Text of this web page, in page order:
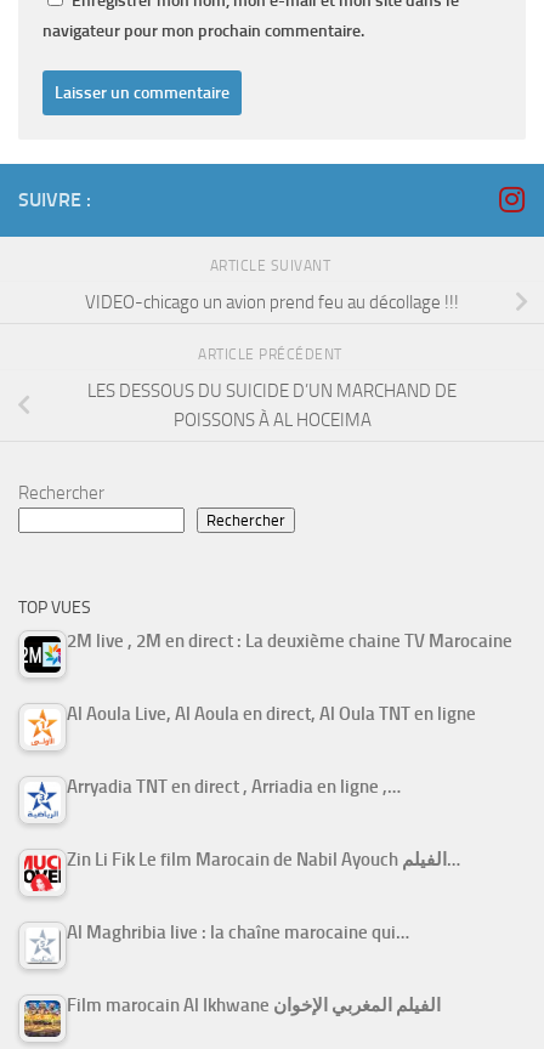
navigateur pour mon prochain commentaire.
SUIVRE :
ARTICLE SUIVANT
VIDEO-chicago un avion prend feu au décollage !!!
ARTICLE PRÉCÉDENT
LES DESSOUS DU SUICIDE D’UN MARCHAND DE
POISSONS À AL HOCEIMA
Rechercher
Rechercher
TOP VUES
2M live , 2M en direct : La deuxième chaine TV Marocaine
Al Aoula Live, Al Aoula en direct, Al Oula TNT en ligne
Arryadia TNT en direct , Arriadia en ligne ,…
Zin Li Fik Le film Marocain de Nabil Ayouch الفيلم…
Al Maghribia live : la chaîne marocaine qui…
Film marocain Al Ikhwane الفيلم المغربي الإخوان